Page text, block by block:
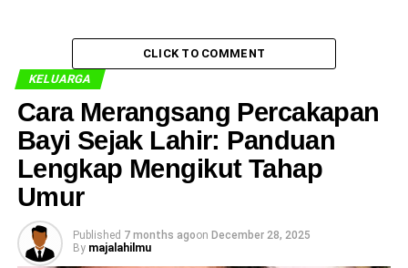
CLICK TO COMMENT
KELUARGA
Cara Merangsang Percakapan
Bayi Sejak Lahir: Panduan
Lengkap Mengikut Tahap
Umur
Published 7 months agoon December 28, 2025
By majalahilmu